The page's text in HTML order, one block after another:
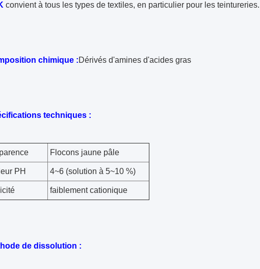
convient à tous les types de textiles, en particulier pour les teintureries.
chimique :Dérivés d'amines d'acides gras
techniques :
Flocons jaune pâle
PH 4~6 (solution à 5~10 %)
faiblement cationique
de dissolution :